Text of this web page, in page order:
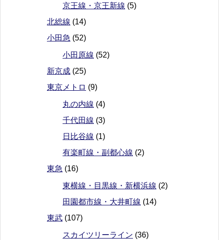
京王線・京王新線 (5)
北総線 (14)
小田急 (52)
小田原線 (52)
新京成 (25)
東京メトロ (9)
丸の内線 (4)
千代田線 (3)
日比谷線 (1)
有楽町線・副都心線 (2)
東急 (16)
東横線・目黒線・新横浜線 (2)
田園都市線・大井町線 (14)
東武 (107)
スカイツリーライン (36)